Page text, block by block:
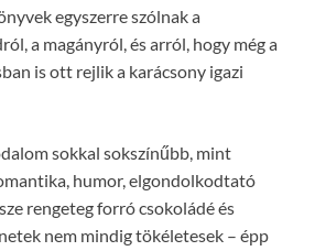
egyszerre szólnak a
a magányról, és arról, hogy még a
is ott rejlik a karácsony igazi
sokkal sokszínűbb, mint
humor, elgondolkodtató
rengeteg forró csokoládé és
nem mindig tökéletesek – épp